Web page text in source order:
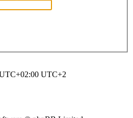
UTC+2